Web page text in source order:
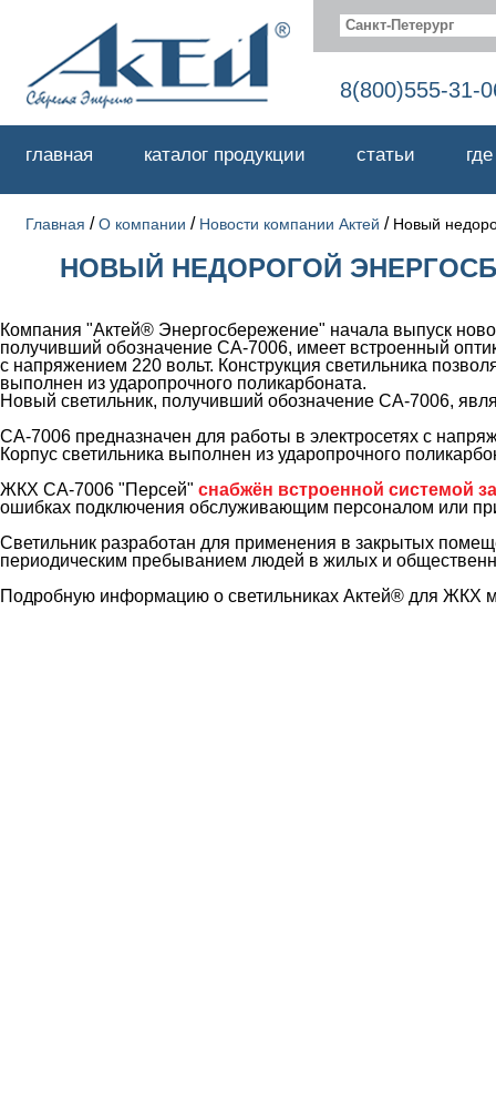
Санкт-Петерург
8(800)555-31-
главная каталог продукции статьи
Главная /О компании / Новости компании Актей / Новый
НОВЫЙ НЕДОРОГОЙ
Компания "Актей® Энергосбережение" начала выпуск
получивший обозначение СА-7006, имеет встроенный
с напряжением 220 вольт. Конструкция светильника
выполнен из ударопрочного поликарбоната.
Новый светильник, получивший обозначение СА-7006,
СА-7006 предназначен для работы в электросетях с
Корпус светильника выполнен из ударопрочного
ЖКХ СА-7006 "Персей" снабжён встроенной системой
ошибках подключения обслуживающим персоналом или
Светильник разработан для применения в закрытых
периодическим пребыванием людей в жилых и
Подробную информацию о светильниках Актей® для ЖКХ